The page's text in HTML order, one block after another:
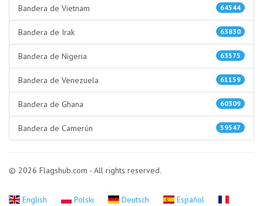
64544
Bandera de Vietnam
63830
Bandera de Irak
63575
Bandera de Nigeria
61159
Bandera de Venezuela
60309
Bandera de Ghana
59547
Bandera de Camerún
© 2026 Flagshub.com - All rights reserved.
English Polski Deutsch
Español